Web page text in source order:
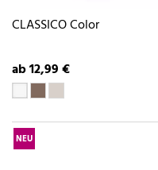
CLASSICO Color
ab 12,99 €
NEU